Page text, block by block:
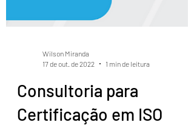
17 de out. de 2022
Consultoria para